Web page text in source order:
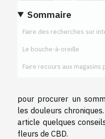
Sommaire
Faire des recherches sur
Le bouche-à-oreille
Faire recours aux magasins
pour procurer un
les douleurs
article quelques
fleurs de CBD.